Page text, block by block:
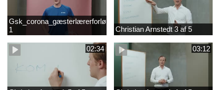
Gsk_corona_gæsterlærerforløb_Axelsen_del
1
Christian Arnstedt 3 af 5
02:34 03:12